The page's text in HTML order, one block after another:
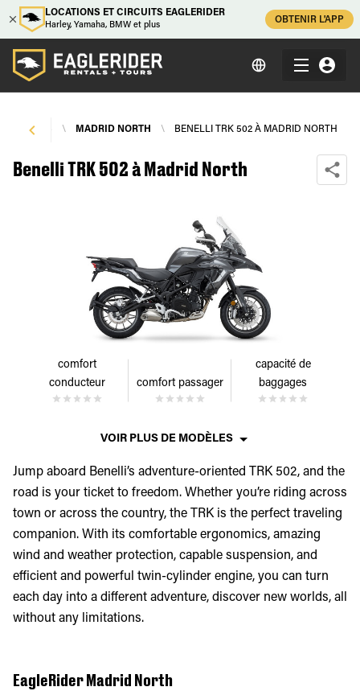
LOCATIONS ET CIRCUITS EAGLERIDER
Harley, Yamaha, BMW et plus
OBTENIR L'APP
MOTOS \ MADRID NORTH \ BENELLI TRK 502 À MADRID NORTH
Benelli TRK 502 à Madrid North
comfort
conducteur
comfort passager
capacité de
baggages
VOIR PLUS DE MODÈLES
Jump aboard Benelli’s adventure-oriented TRK 502, and the
road is your ticket to freedom. Whether you’re riding across
town or across the country, the TRK is the perfect traveling
companion. With its comfortable ergonomics, amazing
wind and weather protection, capable suspension, and
efficient and powerful twin-cylinder engine, you can turn
each day into a different adventure, discover new worlds, all
without any limitations.
EagleRider Madrid North